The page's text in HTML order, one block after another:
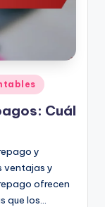
Cuál
y
ventajas y
ofrecen
que los…